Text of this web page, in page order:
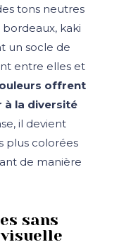
tons neutres
kaki
un socle de
entre elles et
offrent
à la diversité
il devient
plus colorées
de manière
sans